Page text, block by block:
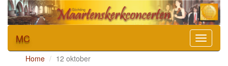
Toggle
MC
Home 12 oktober